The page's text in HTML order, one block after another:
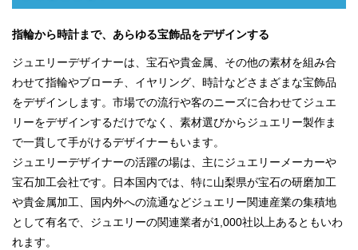
指輪から時計まで、あらゆる宝飾品をデザインする
ジュエリーデザイナーは、宝石や貴金属、その他の素材を組み合
わせて指輪やブローチ、イヤリング、時計などさまざまな宝飾品
をデザインします。市場での流行や客のニーズに合わせてジュエ
リーをデザインするだけでなく、素材選びからジュエリー製作ま
で一貫して手がけるデザイナーもいます。
ジュエリーデザイナーの活躍の場は、主にジュエリーメーカーや
宝石加工会社です。日本国内では、特に山梨県が宝石の研磨加工
や貴金属加工、国内外への流通などジュエリー関連産業の集積地
として有名で、ジュエリーの関連業者が1,000社以上あるともいわ
れます。